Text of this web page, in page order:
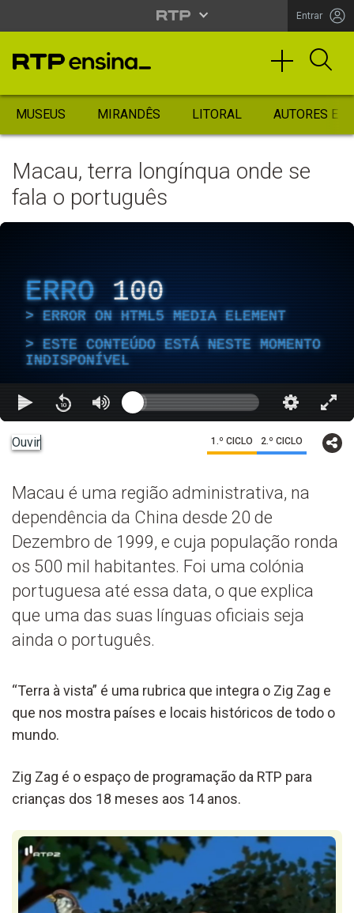
Entrar
MUSEUS MIRANDÊS LITORAL AUTORES
Macau, terra longínqua onde se
fala o português
ERRO 100
ERROR ON HTML5 MEDIA ELEMENT
ESTE CONTEÚDO ESTÁ NESTE MOMENTO
INDISPONÍVEL
Ouvir 1.º CICLO 2.º CICLO
Macau é uma região administrativa, na
dependência da China desde 20 de
Dezembro de 1999, e cuja população ronda
os 500 mil habitantes. Foi uma colónia
portuguesa até essa data, o que explica
que uma das suas línguas oficiais seja
ainda o português.
“Terra à vista” é uma rubrica que integra o Zig Zag e
que nos mostra países e locais históricos de todo o
mundo.
Zig Zag é o espaço de programação da RTP para
crianças dos 18 meses aos 14 anos.